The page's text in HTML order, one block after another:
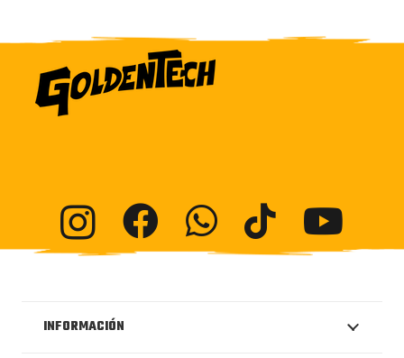
INFORMACIÓN